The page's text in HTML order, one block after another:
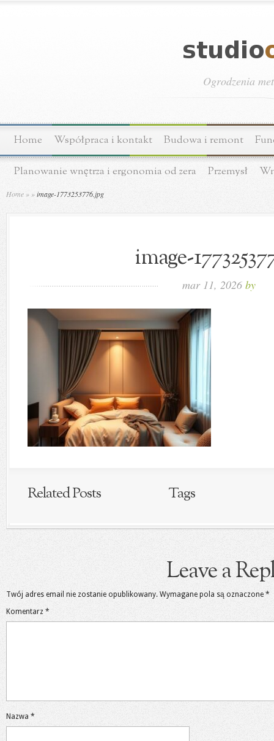
Ogrodzenia
Home Współpraca i kontakt Budowa i remont
Planowanie wnętrza i ergonomia od zera Przemysł
Home » »image-1773253776.jpg
image-
mar 11, 2026 by
Related Posts Tags
Leave a
Twój adres email nie zostanie opublikowany. Wymagane pola są oznaczone *
Komentarz *
Nazwa *